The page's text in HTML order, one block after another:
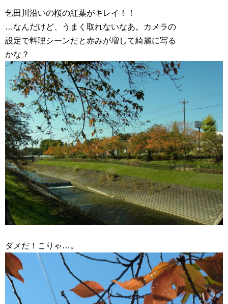
乞田川沿いの桜の紅葉がキレイ！！
…なんだけど、うまく取れないなあ。カメラの
設定で料理シーンだと赤みが増して綺麗に写る
かな？
ダメだ！こりゃ…。